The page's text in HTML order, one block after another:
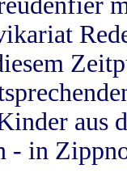
aus
- in